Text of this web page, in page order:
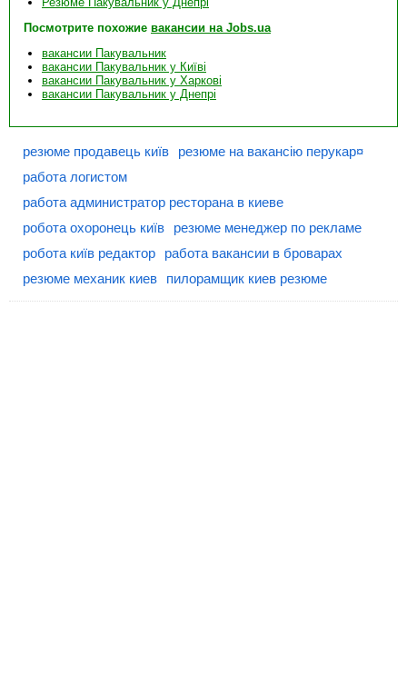
Посмотрите похожие вакансии на Jobs.ua
вакансии Пакувальник
вакансии Пакувальник у Київі
вакансии Пакувальник у Харкові
вакансии Пакувальник у Днепрі
резюме продавець київ
резюме на вакансію перукар¤
работа логистом
работа администратор ресторана в киеве
робота охоронець київ
резюме менеджер по рекламе
робота київ редактор
работа вакансии в броварах
резюме механик киев
пилорамщик киев резюме